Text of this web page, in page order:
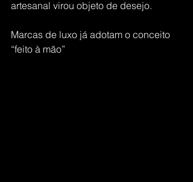
artesanal virou objeto de desejo.
Marcas de luxo já adotam o conceito
“feito à mão”